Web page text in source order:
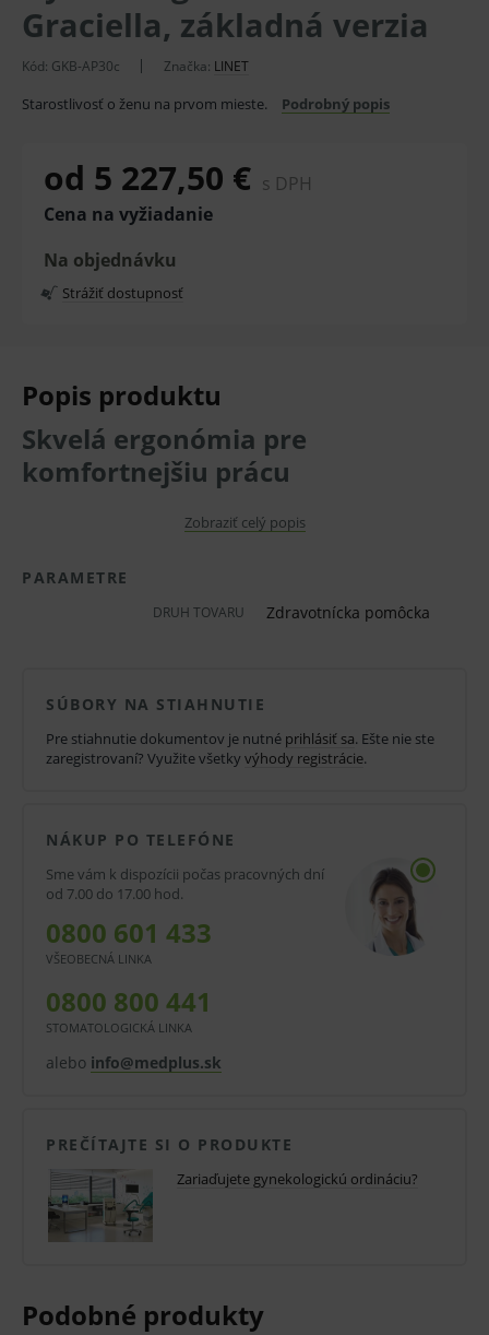
Graciella, základná verzia
Kód: GKB-AP30c Značka: LINET
Starostlivosť o ženu na prvom mieste. Podrobný popis
od 5 227,50 € s DPH
Cena na vyžiadanie
Na objednávku
Strážiť dostupnosť
Popis produktu
Skvelá ergonómia pre
komfortnejšiu prácu
ergonomickú prácu s pacientkou. Funkčné
vyšetrenie vrátane ultrazvuku vykonáte na jednom
mieste bez toho, aby sa pacientka musela presúvať.
Unikátny konštrukčný prvok dvoch stĺpov umožňuje
Elegantný dizajn prispieva k zvýšenej dôvere pred a
Zobraziť celý popis
PARAMETRE
DRUH TOVARU Zdravotnícka pomôcka
SÚBORY NA STIAHNUTIE
Pre stiahnutie dokumentov je nutné prihlásiť sa. Ešte nie ste
zaregistrovaní? Využite všetky výhody registrácie.
NÁKUP PO TELEFÓNE
Sme vám k dispozícii počas pracovných dní
od 7.00 do 17.00 hod.
0800 601 433
VŠEOBECNÁ LINKA
0800 800 441
STOMATOLOGICKÁ LINKA
alebo info@medplus.sk
PREČÍTAJTE SI O PRODUKTE
Zariaďujete gynekologickú ordináciu?